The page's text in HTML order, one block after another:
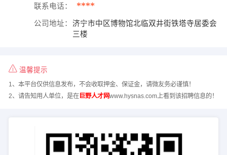
联系电话： ****
公司地址：
济宁市中区博物馆北临双井街铁塔寺居委会
三楼
温馨提示
1、本平台仅供信息发布，不会收取押金、保证金，请微友务必谨慎！
2、请告知用人单位，是在巨野人才网www.hysnas.com上看到该招聘信息的！